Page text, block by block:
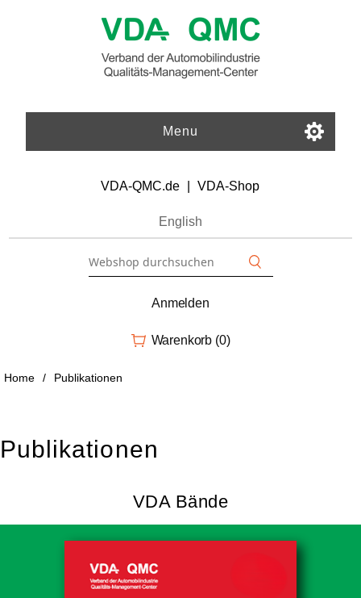
Menu
VDA-QMC.de VDA-Shop
English
Anmelden
Warenkorb (0)
Home / Publikationen
Publikationen
VDA Bände